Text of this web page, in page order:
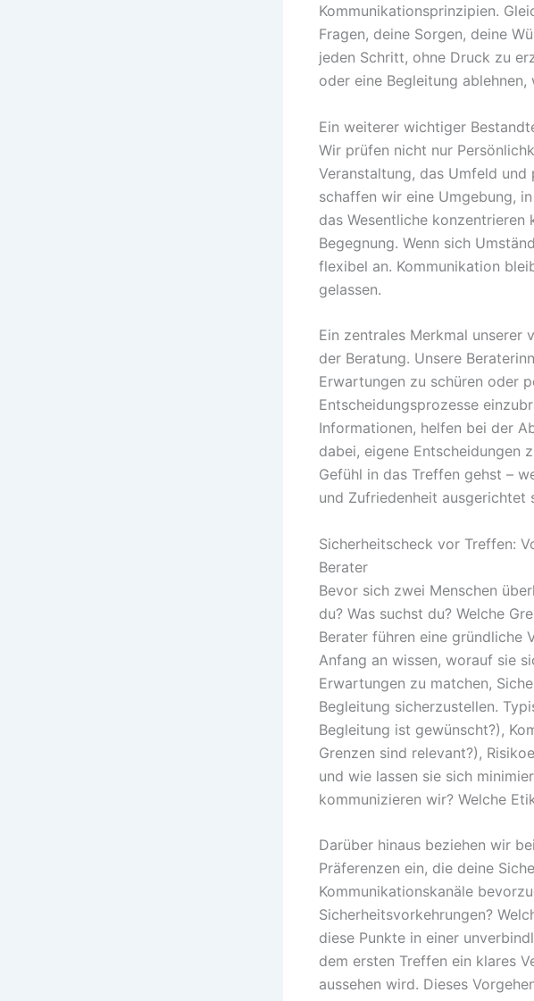
Kommunikationsprinzipien.
Fragen, deine Sorgen, deine
jeden Schritt, ohne Druck zu
oder eine Begleitung
Ein weiterer wichtiger
Wir prüfen nicht nur
Veranstaltung, das Umfeld
schaffen wir eine Umgebung,
das Wesentliche konzentrieren
Begegnung. Wenn sich
flexibel an. Kommunikation
gelassen.
Ein zentrales Merkmal unserer
der Beratung. Unsere
Erwartungen zu schüren oder
Entscheidungsprozesse
Informationen, helfen bei der
dabei, eigene Entscheidungen
Gefühl in das Treffen gehst –
und Zufriedenheit ausgerichtet
Sicherheitscheck vor Treffen:
Berater
Bevor sich zwei Menschen
du? Was suchst du? Welche
Berater führen eine gründliche
Anfang an wissen, worauf sie
Erwartungen zu matchen,
Begleitung sicherzustellen.
Begleitung ist gewünscht?),
Grenzen sind relevant?),
und wie lassen sie sich
kommunizieren wir? Welche
Darüber hinaus beziehen wir
Präferenzen ein, die deine
Kommunikationskanäle
Sicherheitsvorkehrungen?
diese Punkte in einer
dem ersten Treffen ein klares
aussehen wird. Dieses